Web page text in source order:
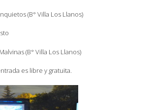
(B° Villa Los Llanos)
(B° Villa Los Llanos)
es libre y gratuita.